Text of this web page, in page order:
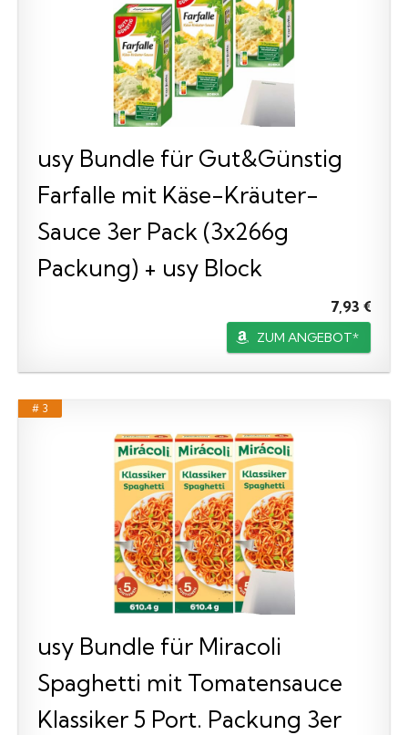
usy Bundle für Gut&Günstig
Farfalle mit Käse-Kräuter-
Sauce 3er Pack (3x266g
Packung) + usy Block
7,93 €
ZUM ANGEBOT*
# 3
usy Bundle für Miracoli
Spaghetti mit Tomatensauce
Klassiker 5 Port. Packung 3er